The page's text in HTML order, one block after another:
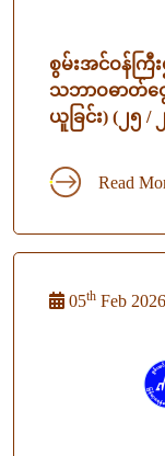
စွမ်းအင်ဝန်ကြီး
သဘာဝဓာတ်ငွေ့
ယူခြင်း) (၂၅ /
Read
05th Feb 2026